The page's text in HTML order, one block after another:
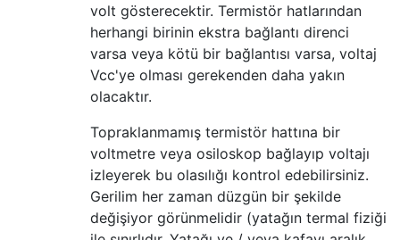
volt gösterecektir. Termistör hatlarından
herhangi birinin ekstra bağlantı direnci
varsa veya kötü bir bağlantısı varsa, voltaj
Vcc'ye olması gerekenden daha yakın
olacaktır.
Topraklanmamış termistör hattına bir
voltmetre veya osiloskop bağlayıp voltajı
izleyerek bu olasılığı kontrol edebilirsiniz.
Gerilim her zaman düzgün bir şekilde
değişiyor görünmelidir (yatağın termal fiziği